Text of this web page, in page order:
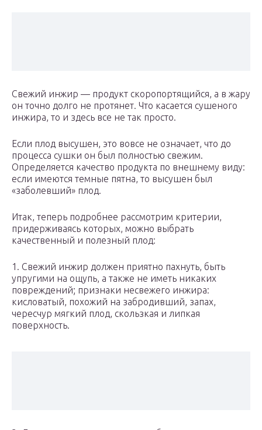
Свежий инжир — продукт скоропортящийся, а в жару
он точно долго не протянет. Что касается сушеного
инжира, то и здесь все не так просто.
Если плод высушен, это вовсе не означает, что до
процесса сушки он был полностью свежим.
Определяется качество продукта по внешнему виду:
если имеются темные пятна, то высушен был
«заболевший» плод.
Итак, теперь подробнее рассмотрим критерии,
придерживаясь которых, можно выбрать
качественный и полезный плод:
1. Свежий инжир должен приятно пахнуть, быть
упругими на ощупь, а также не иметь никаких
повреждений; признаки несвежего инжира:
кисловатый, похожий на забродивший, запах,
чересчур мягкий плод, скользкая и липкая
поверхность.